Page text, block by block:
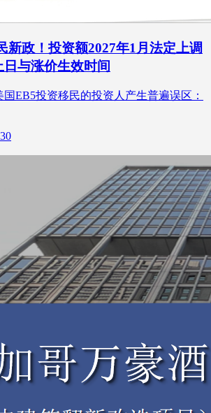
新政！投资额2027年1月法定上调
与涨价生效时间
EB5投资移民的投资人产生普遍误区：